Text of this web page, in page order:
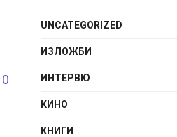
0
UNCATEGORIZED
ИЗЛОЖБИ
ИНТЕРВЮ
КИНО
КНИГИ